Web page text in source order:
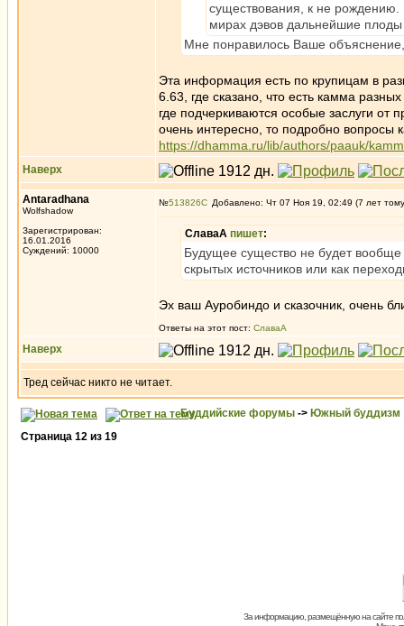
существования, к не рождению.
мирах дэвов дальнейшие
Мне понравилось Ваше
Эта информация есть по крупицам в
6.63, где сказано, что есть камма
где подчеркиваются особые заслуги от
очень интересно, то подробно
https://dhamma.ru/lib/authors/paauk/
Наверх
Antaradhana
Wolfshadow
Зарегистрирован:
16.01.2016
Суждений: 10000
№513826 Добавлено: Чт 07 Ноя 19, 02:49 (7 лет
СлаваА пишет:
Будущее существо не будет вообще
скрытых источников или как
Эх ваш Ауробиндо и сказочник, очень
Ответы на этот пост: СлаваА
Наверх
Тред сейчас никто не читает.
Буддийские форумы -> Южный буддизм
Страница 12 из 19
За информацию, размещённую на сайте